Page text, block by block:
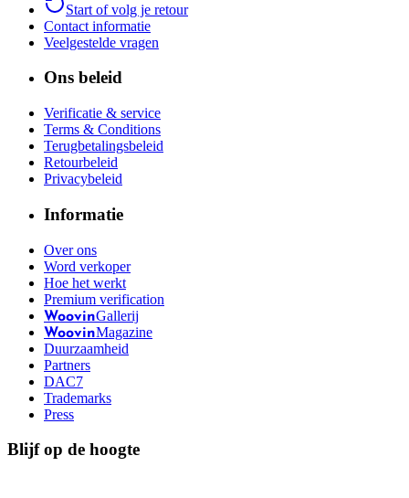
Start of volg je retour
Contact informatie
Veelgestelde vragen
Ons beleid
Verificatie & service
Terms & Conditions
Terugbetalingsbeleid
Retourbeleid
Privacybeleid
Informatie
Over ons
Word verkoper
Hoe het werkt
Premium verification
WoovinGallerij
WoovinMagazine
Duurzaamheid
Partners
DAC7
Trademarks
Press
Blijf op de hoogte